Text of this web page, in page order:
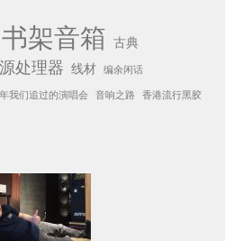
书架音箱 古典
处理器 线材 编余闲话
我们追过的演唱会 音响之路 香港流行黑胶